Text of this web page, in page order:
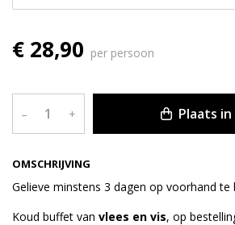
OMSCHRIJVING
Gelieve minstens 3 dagen op voorhand te
Koud buffet van vlees en vis, op
€ 28,90 per persoon
– + Plaats